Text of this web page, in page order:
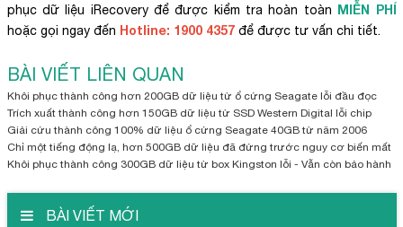
phục dữ liệu iRecovery để được kiểm tra hoàn toàn MIỄN PHÍ
hoặc gọi ngay đến Hotline: 1900 4357để được tư vấn chi tiết.
BÀI VIẾT LIÊN QUAN
Khôi phục thành công hơn 200GB dữ liệu từ ổ cứng Seagate lỗi đầu đọc
Trích xuất thành công hơn 150GB dữ liệu từ SSD Western Digital lỗi chip
Giải cứu thành công 100% dữ liệu ổ cứng Seagate 40GB từ năm 2006
Chỉ một tiếng động lạ, hơn 500GB dữ liệu đã đứng trước nguy cơ biến mất
Khôi phục thành công 300GB dữ liệu từ box Kingston lỗi - Vẫn còn bảo hành
BÀI VIẾT MỚI